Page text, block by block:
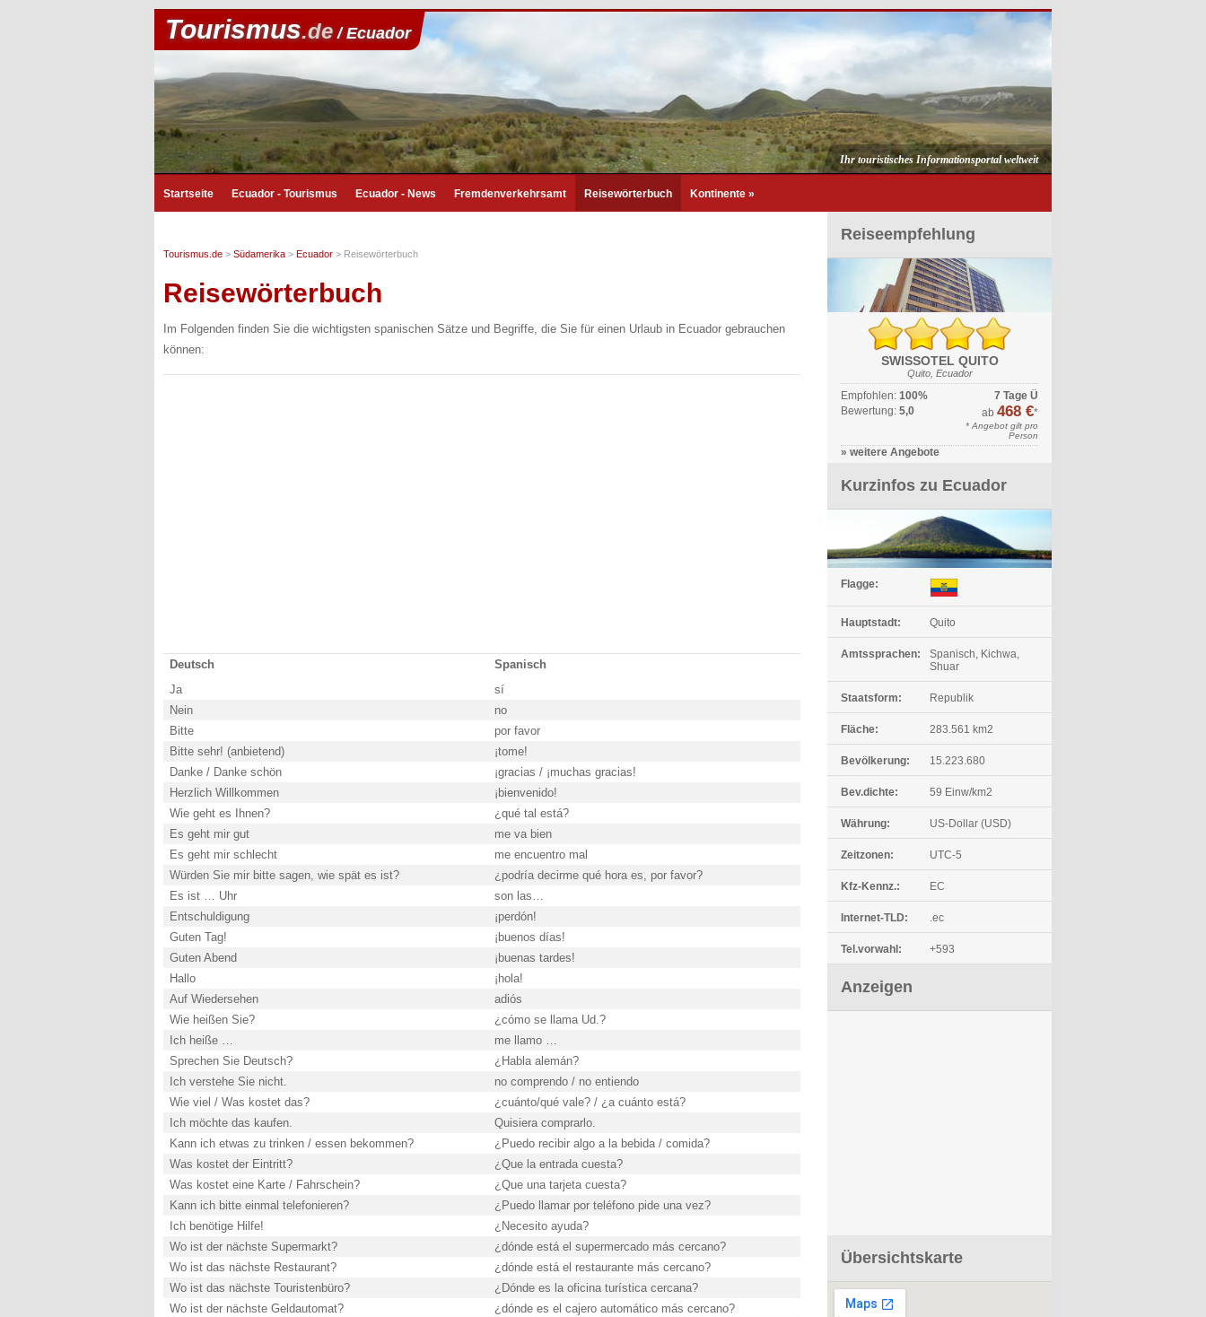
Tourismus.de/ Ecuador
Ihr touristisches Informationsportal weltweit
Startseite Ecuador - Tourismus Ecuador - News Fremdenverkehrsamt Reisewörterbuch Kontinente »
Tourismus.de > Südamerika > Ecuador > Reisewörterbuch
Reisewörterbuch
Im Folgenden finden Sie die wichtigsten spanischen Sätze und Begriffe, die Sie für einen Urlaub in Ecuador gebrauchen
können:
Deutsch
Spanisch
Ja
sí
Nein
no
Bitte
por favor
Bitte sehr! (anbietend)
¡tome!
Danke / Danke schön
¡gracias / ¡muchas gracias!
Herzlich Willkommen
¡bienvenido!
Wie geht es Ihnen?
¿qué tal está?
Es geht mir gut
me va bien
Es geht mir schlecht
me encuentro mal
Würden Sie mir bitte sagen, wie spät es ist?
¿podría decirme qué hora es, por favor?
Es ist … Uhr
son las…
Entschuldigung
¡perdón!
Guten Tag!
¡buenos días!
Guten Abend
¡buenas tardes!
Hallo
¡hola!
Auf Wiedersehen
adiós
Wie heißen Sie?
¿cómo se llama Ud.?
Ich heiße …
me llamo …
Sprechen Sie Deutsch?
¿Habla alemán?
Ich verstehe Sie nicht.
no comprendo / no entiendo
Wie viel / Was kostet das?
¿cuánto/qué vale? / ¿a cuánto está?
Ich möchte das kaufen.
Quisiera comprarlo.
Kann ich etwas zu trinken / essen bekommen?
¿Puedo recibir algo a la bebida / comida?
Was kostet der Eintritt?
¿Que la entrada cuesta?
Was kostet eine Karte / Fahrschein?
¿Que una tarjeta cuesta?
Kann ich bitte einmal telefonieren?
¿Puedo llamar por teléfono pide una vez?
Ich benötige Hilfe!
¿Necesito ayuda?
Wo ist der nächste Supermarkt?
¿dónde está el supermercado más cercano?
Wo ist das nächste Restaurant?
¿dónde está el restaurante más cercano?
Wo ist das nächste Touristenbüro?
¿Dónde es la oficina turística cercana?
Wo ist der nächste Geldautomat?
¿dónde es el cajero automático más cercano?
Reiseempfehlung
SWISSOTEL QUITO
Quito, Ecuador
Empfohlen: 100%
Bewertung: 5,0
7 Tage Ü
ab 468 €*
* Angebot gilt pro
Person
» weitere Angebote
Kurzinfos zu Ecuador
Flagge:
Hauptstadt: Quito
Amtssprachen:
Spanisch, Kichwa,
Shuar
Staatsform: Republik
Fläche: 283.561 km2
Bevölkerung: 15.223.680
Bev.dichte: 59 Einw/km2
Währung: US-Dollar (USD)
Zeitzonen: UTC-5
Kfz-Kennz.: EC
Internet-TLD: .ec
Tel.vorwahl: +593
Anzeigen
Übersichtskarte